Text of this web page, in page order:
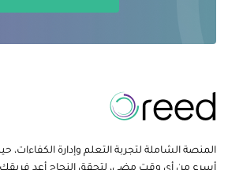
المنصة الشاملة لتجربة التعلم وإدارة